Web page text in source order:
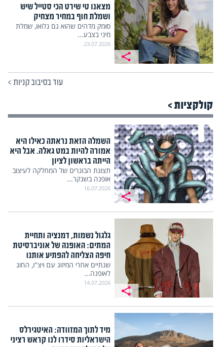
מצאנו טי שירט הכי סטייל שיש
ושמלת חוף במחיר מצחיק
סומק מדהים שהוא גם גלואו, שמלת
מיני בצבע...
23.07.2026
עוד בסיבוב קניות>
קולקציות >
השמלה הזאת נראתה כאילו היא
אמורה להיות במט גאלה. אבל היא
הייתה בראשון לציון
תצוגת הבוגרים של המחלקה לעיצוב
אופנה בשנקר...
16.07.2026
גלגול נשמות, דמנציה ותחיית
המתים: האופנה של אוניברסיטת
חיפה הצליחה להפתיע אותנו
שנתיים אחרי המיזוג עם ויצ"ו, החוג
לאופנה...
14.07.2026
מיד לתוך המזוודה: האיטגירלס
הישראליות סידרו לנו קראש רציני